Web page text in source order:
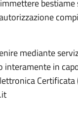
mediante
in
Certificata